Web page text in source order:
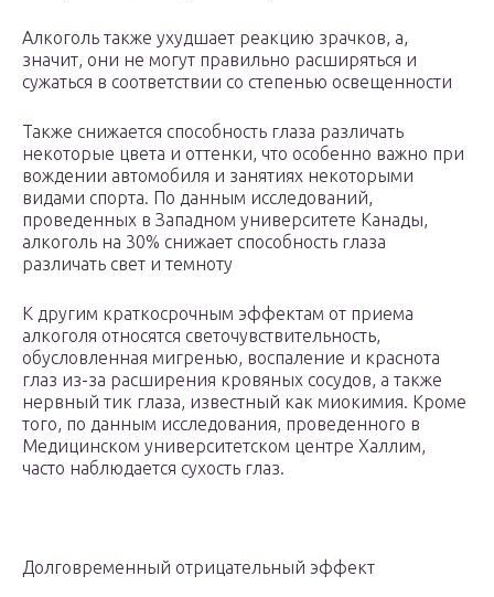
Алкоголь также ухудшает реакцию зрачков, а,
значит, они не могут правильно расширяться и
сужаться в соответствии со степенью освещенности
Также снижается способность глаза различать
некоторые цвета и оттенки, что особенно важно при
вождении автомобиля и занятиях некоторыми
видами спорта. По данным исследований,
проведенных в Западном университете Канады,
алкоголь на 30% снижает способность глаза
различать свет и темноту
К другим краткосрочным эффектам от приема
алкоголя относятся светочувствительность,
обусловленная мигренью, воспаление и краснота
глаз из-за расширения кровяных сосудов, а также
нервный тик глаза, известный как миокимия. Кроме
того, по данным исследования, проведенного в
Медицинском университетском центре Халлим,
часто наблюдается сухость глаз.
Долговременный отрицательный эффект